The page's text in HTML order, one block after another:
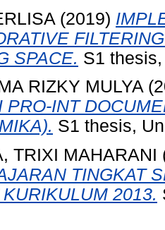
(2019)
SPACE. S1
RIZKY MULYA
PRO-INT
S1 thesis,
TRIXI MAHARANI
TINGKAT
2013.